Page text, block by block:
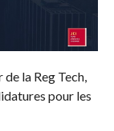
la Reg Tech,
pour les